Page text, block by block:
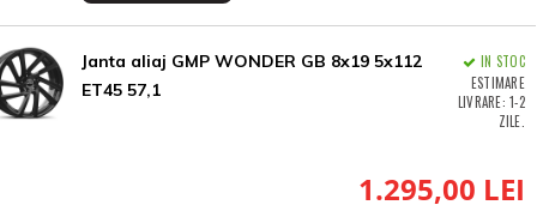
Janta aliaj GMP WONDER GB 8x19 5x112
ET45 57,1
IN STOC
ESTIMARE
LIVRARE: 1-2
ZILE.
1.295,00 LEI